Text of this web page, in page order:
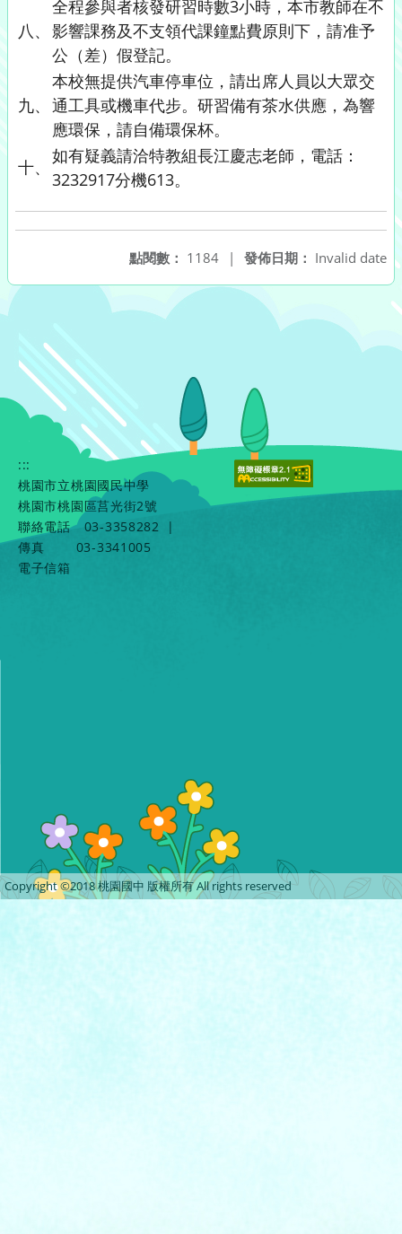
八、
全程參與者核發研習時數3小時，本市教師在不
影響課務及不支領代課鐘點費原則下，請准予
公（差）假登記。
九、
本校無提供汽車停車位，請出席人員以大眾交
通工具或機車代步。研習備有茶水供應，為響
應環保，請自備環保杯。
十、
如有疑義請洽特教組長江慶志老師，電話：
3232917分機613。
發佈日期： Invalid date
點閱數： 1184 |
:::
桃園市立桃園國民中學
桃園市桃園區莒光街2號
聯絡電話
03-3358282
|
傳真
03-3341005
電子信箱
Copyright ©2018 桃園國中 版權所有 All rights reserved